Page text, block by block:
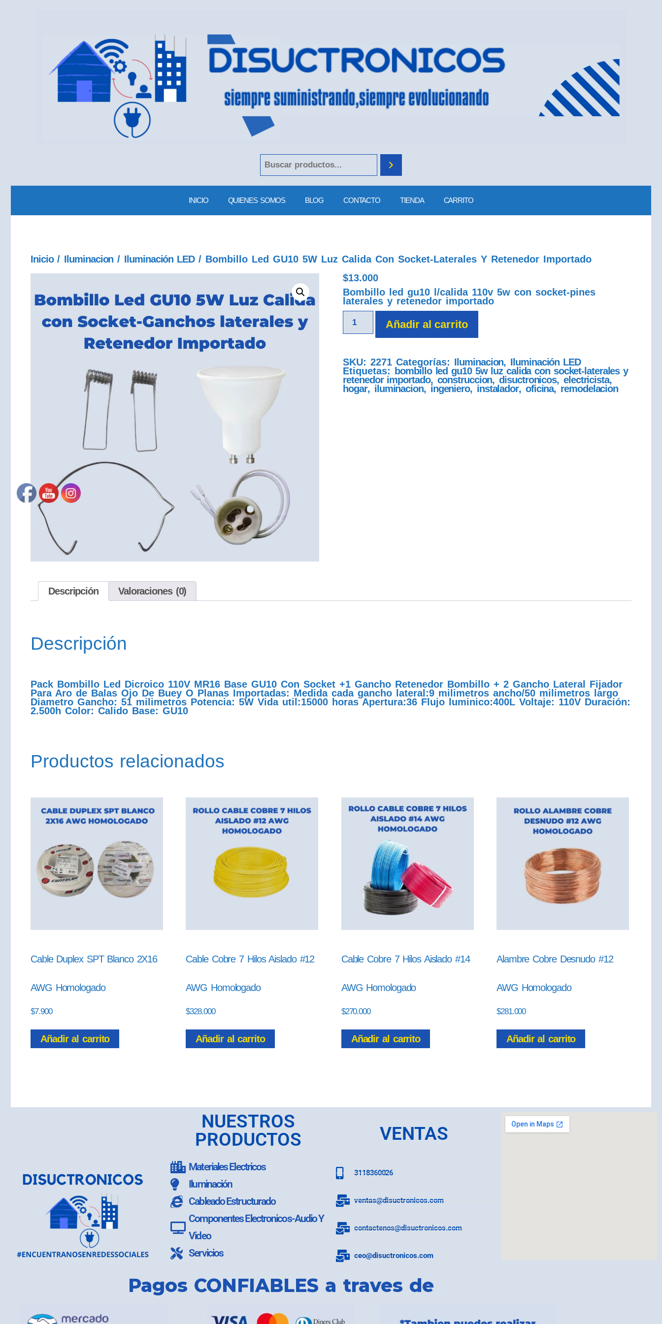
INICIO QUIENES SOMOS BLOG CONTACTO TIENDA CARRITO
Inicio/ Iluminacion / Iluminación LED/ Bombillo Led GU10 5W Luz Calida Con Socket-Laterales Y Retenedor Importado
$13.000
Bombillo led gu10 l/calida 110v 5w con socket-pines
laterales y retenedor importado
Añadir al carrito
SKU:2271 Categorías: Iluminacion, Iluminación LED
Etiquetas: bombillo led gu10 5w luz calida con socket-laterales y
retenedor importado, construccion,disuctronicos,electricista,
hogar, iluminacion, ingeniero, instalador, oficina, remodelacion
Descripción Valoraciones (0)
Descripción
Pack Bombillo Led Dicroico 110V MR16 Base GU10 Con Socket +1 Gancho Retenedor Bombillo + 2 Gancho Lateral Fijador
Para Aro de Balas Ojo De Buey O Planas Importadas: Medida cada gancho lateral:9 milimetros ancho/50 milimetros largo
Diametro Gancho: 51 milimetros Potencia: 5W Vida util:15000 horas Apertura:36 Flujo luminico:400L Voltaje: 110V Duración:
2.500h Color: Calido Base: GU10
Productos relacionados
Cable Duplex SPT Blanco 2X16
AWG Homologado
$7.900
Añadir al carrito
Cable Cobre 7 Hilos Aislado #12
AWG Homologado
$328.000
Añadir al carrito
Cable Cobre 7 Hilos Aislado #14
AWG Homologado
$270.000
Añadir al carrito
Alambre Cobre Desnudo #12
AWG Homologado
$281.000
Añadir al carrito
NUESTROS
PRODUCTOS
Materiales Electricos
Iluminación
Cableado Estructurado
Componentes Electronicos-Audio Y
Video
Servicios
VENTAS
3118360026
ventas@disuctronicos.com
contactenos@disuctronicos.com
ceo@disuctronicos.com
Pagos CONFIABLES a traves de